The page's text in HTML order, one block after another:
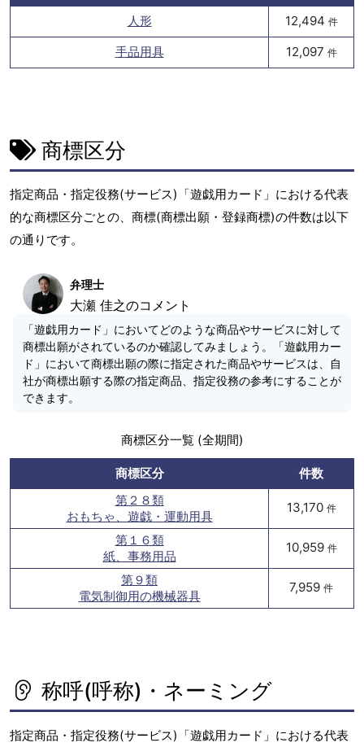
人形 12,494 件
手品用具 12,097 件
商標区分
指定商品・指定役務(サービス)「遊戯用カード」における代表
的な商標区分ごとの、商標(商標出願・登録商標)の件数は以下
の通りです。
弁理士
大瀬 佳之のコメント
「遊戯用カード」においてどのような商品やサービスに対して
商標出願がされているのか確認してみましょう。「遊戯用カー
ド」において商標出願の際に指定された商品やサービスは、自
社が商標出願する際の指定商品、指定役務の参考にすることが
できます。
商標区分一覧 (全期間)
商標区分
件数
第２８類
おもちゃ、遊戯・運動用具
13,170 件
第１６類
紙、事務用品
10,959 件
第９類
電気制御用の機械器具
7,959 件
称呼(呼称)・ネーミング
指定商品・指定役務(サービス)「遊戯用カード」における代表